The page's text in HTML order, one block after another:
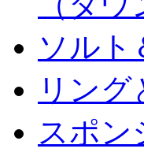
ソル
リン
スポ